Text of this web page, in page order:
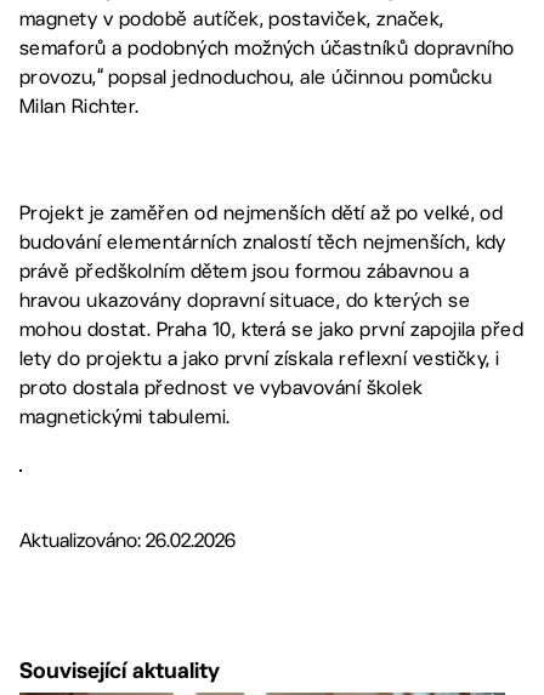
magnety v podobě autíček, postaviček, značek,
semaforů a podobných možných účastníků dopravního
provozu,“ popsal jednoduchou, ale účinnou pomůcku
Milan Richter.
Projekt je zaměřen od nejmenších dětí až po velké, od
budování elementárních znalostí těch nejmenších, kdy
právě předškolním dětem jsou formou zábavnou a
hravou ukazovány dopravní situace, do kterých se
mohou dostat. Praha 10, která se jako první zapojila před
lety do projektu a jako první získala reflexní vestičky, i
proto dostala přednost ve vybavování školek
magnetickými tabulemi.
Aktualizováno: 26.02.2026
Související aktuality